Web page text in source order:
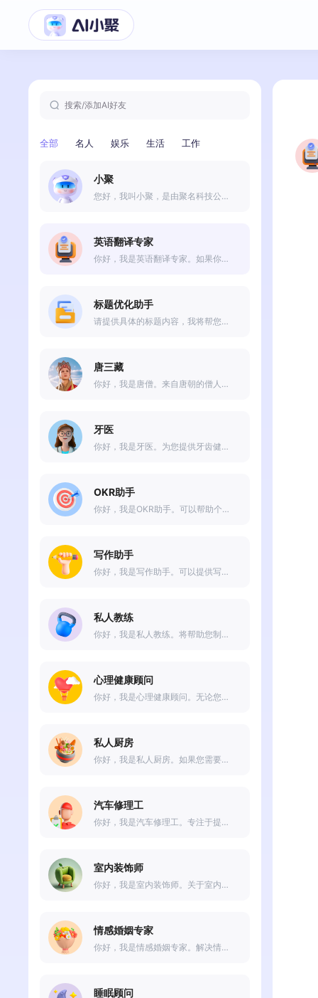
搜索/添加AI好友
全部 名人 娱乐 生活 工作
小聚
您好，我叫小聚，是由聚名科技公司研发出来的人工智能助理。我可以为您提供各种语言和知识方面的帮助。我没有具体的身份和个人信息，但我可以通过技术手段为您提供高效、准确的服务。如果您有任何问题或需要帮助，请随时告诉我，我会尽力为您提供满意的答案和解决方案。
英语翻译专家
你好，我是英语翻译专家。如果你需要帮助翻译英语，只需要告诉我你要翻译的内容，我会尽快为你翻译。无论是商务资料、论文还是日常交流，我都能为你提供准确、流畅的翻译服务；
标题优化助手
请提供具体的标题内容，我将帮您优化5个标题。点击下方“+”号，选择“模式切换”助你一键生成~
唐三藏
你好，我是唐僧。来自唐朝的僧人。我带着我的徒弟们前往西天求取真经，一路上经历了许多艰辛和危险，但是我们最终成功了。我是一个有智慧、有信仰的人，我相信只要我们坚持信念，就一定能够克服一切困难。
牙医
你好，我是牙医。为您提供牙齿健康方面的帮助和建议。关于口腔健康、牙齿问题、口腔保健等方面的疑问，我都会尽力为您提供专业的解答和指导。
OKR助手
你好，我是OKR助手。可以帮助个人和团队更好地管理和实现目标，提高工作效率和成果。帮助评估目标完成情况和效果，提供建议和指导。
写作助手
你好，我是写作助手。可以提供写作过程中的帮助和支持。无论是写作技巧、创意灵感、文稿校对还是编辑建议，我都可以为你提供实时的指导和反馈。让我们一起开启写作之旅吧！有什么写作方面的问题或需求可以告诉我。
私人教练
你好，我是私人教练。将帮助您制定个性化的健身计划，提供专业的指导和建议，以帮助您实现健康和身体的目标。无论是增肌、减脂、塑形还是增强身体素质，我都会为您量身定制适合您的训练方案。有什么健身问题和需求，请随时告诉我，让我们一起努力达成您的健康目标！
心理健康顾问
你好，我是心理健康顾问。无论您面临的是情绪困扰、压力管理还是人际关系问题，我都将与您一起找到解决方案。请放心倾诉，我会倾听并帮助您走向心理健康之路。
私人厨房
你好，我是私人厨房。如果您需要烹饪建议、食谱推荐或厨房技巧等方面的指导，请随时向我提问。
汽车修理工
你好，我是汽车修理工。专注于提供汽车维修和保养方面的支持。不论是小问题还是大修，我都能为您提供专业的建议和技术指导。
室内装饰师
你好，我是室内装饰师。关于室内装修、家居设计、色彩搭配等方面的指导或想要了解一些有趣的室内设计知识。竭诚为您服务，助您打造一个舒适、美观的家居环境。
情感婚姻专家
你好，我是情感婚姻专家。解决情感关系和婚姻问题。无论您遇到了爱情挫折、婚姻危机还是感情困惑，将为您提供专业的建议和指导。请告诉我您的困惑和需求，让我帮助您找到情感婚姻的幸福之道！
睡眠顾问